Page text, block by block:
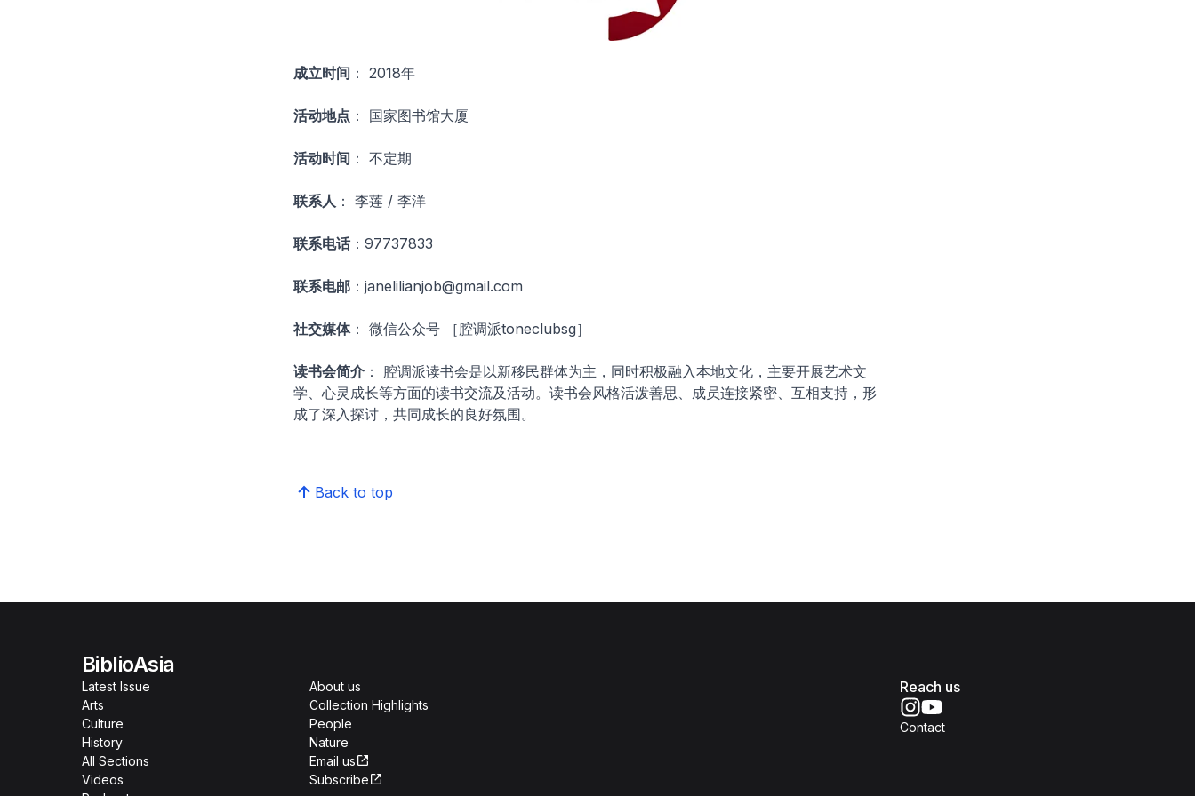
成立时间 ： 2018年
活动地点 ： 国家图书馆大厦
活动时间 ： 不定期
联系人 ： 李莲 / 李洋
联系电话：97737833
联系电邮：janelilianjob@gmail.com
社交媒体： 微信公众号 ［腔调派toneclubsg］
读书会简介： 腔调派读书会是以新移民群体为主，同时积极融入本地文化，主要开展艺术文
学、心灵成长等方面的读书交流及活动。读书会风格活泼善思、成员连接紧密、互相支持，形
成了深入探讨，共同成长的良好氛围。
Back to top
BiblioAsia
Latest Issue
Arts
Culture
History
All Sections
Videos
About us
Collection Highlights
People
Nature
Email us
Subscribe
Reach us
Contact